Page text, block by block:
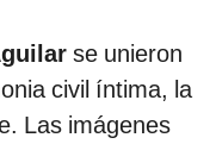
se unieron
civil íntima, la
Las imágenes